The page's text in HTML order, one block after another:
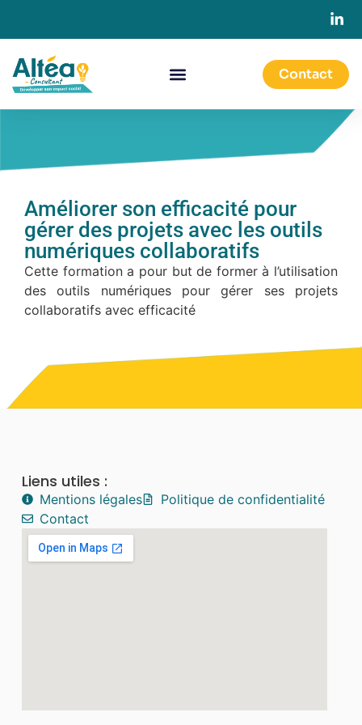
Contact
Améliorer son efficacité pour
gérer des projets avec les outils
numériques collaboratifs
Cette formation a pour but de former à l’utilisation
des outils numériques pour gérer ses projets
collaboratifs avec efficacité
Liens utiles :
Mentions légales
Politique de confidentialité
Contact